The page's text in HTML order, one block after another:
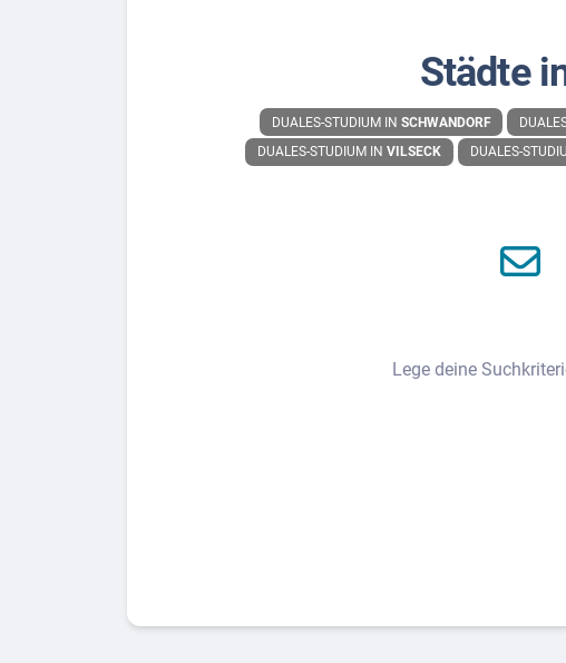
Städte
DUALES-STUDIUM IN SCHWANDORF
DUALES-STUDIUM INVILSECK DUALES-
Lege deine